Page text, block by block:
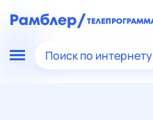
Поиск по интернету